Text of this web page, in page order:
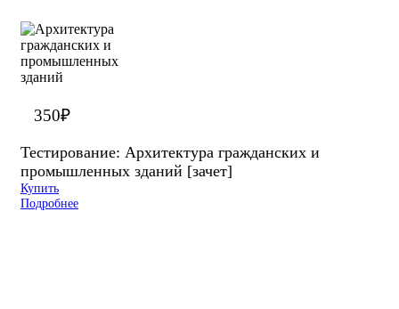
350₽
Тестирование: Архитектура гражданских и
промышленных зданий [зачет]
Купить
Подробнее